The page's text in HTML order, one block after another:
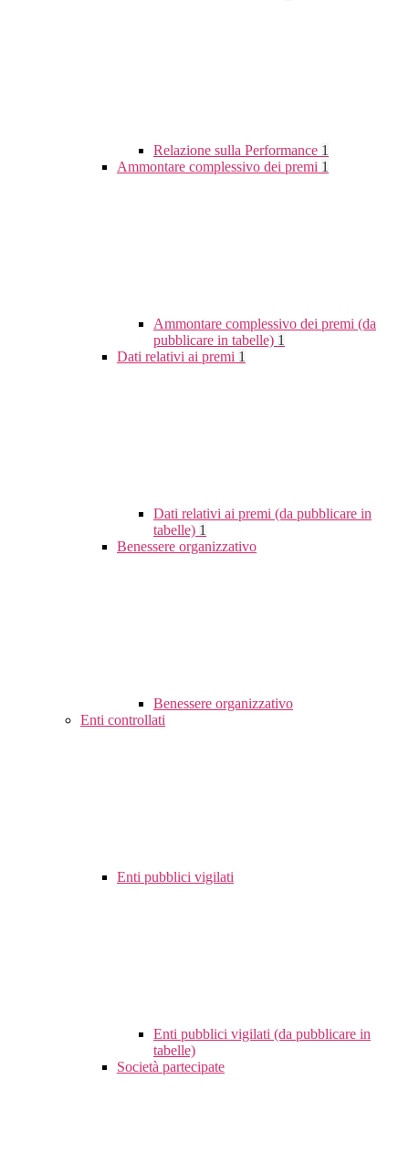
Relazione sulla Performance 1
Ammontare complessivo dei premi 1
Ammontare complessivo dei premi (da
pubblicare in tabelle) 1
Dati relativi ai premi 1
Dati relativi ai premi (da pubblicare in
tabelle) 1
Benessere organizzativo
Benessere organizzativo
Enti controllati
Enti pubblici vigilati
Enti pubblici vigilati (da pubblicare in
tabelle)
Società partecipate